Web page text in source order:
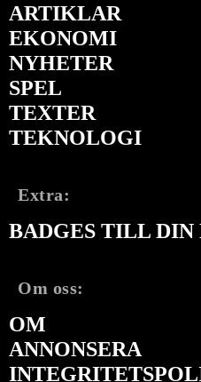
ARTIKLAR
EKONOMI
NYHETER
SPEL
TEXTER
TEKNOLOGI
Extra:
BADGES TILL DIN
Om oss:
OM
ANNONSERA